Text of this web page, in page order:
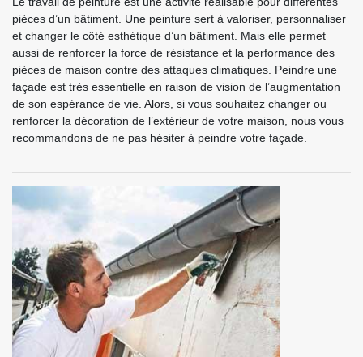
pièces d’un bâtiment. Une peinture sert à valoriser, personnaliser
et changer le côté esthétique d’un bâtiment. Mais elle permet
aussi de renforcer la force de résistance et la performance des
pièces de maison contre des attaques climatiques. Peindre une
façade est très essentielle en raison de vision de l’augmentation
de son espérance de vie. Alors, si vous souhaitez changer ou
renforcer la décoration de l’extérieur de votre maison, nous vous
recommandons de ne pas hésiter à peindre votre façade.